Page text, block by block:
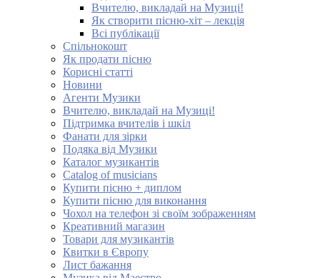
Вчителю, викладай на Музиці!
Як створити пісню-хіт – лекція
Всі публікації
Спільнокошт
Як продати пісню
Корисні статті
Новини
Агенти Музики
Вчителю, викладай на Музиці!
Підтримка вчителів і шкіл
Фанати для зірки
Подяка від Музики
Каталог музикантів
Catalog of musicians
Купити пісню + диплом
Купити пісню для виконання
Чохол на телефон зі своїм зображенням
Креативний магазин
Товари для музикантів
Квитки в Європу
Лист бажання